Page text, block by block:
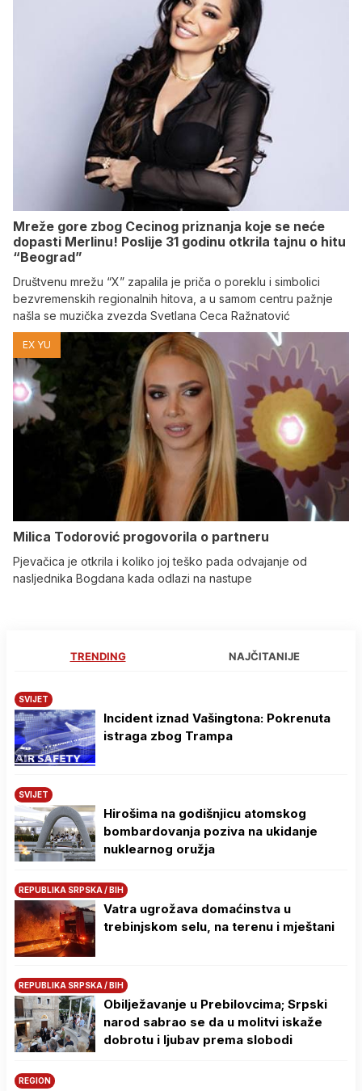
Mreže gore zbog Cecinog priznanja koje se neće
dopasti Merlinu! Poslije 31 godinu otkrila tajnu o hitu
“Beograd”
Društvenu mrežu “X” zapalila je priča o poreklu i simbolici
bezvremenskih regionalnih hitova, a u samom centru pažnje
našla se muzička zvezda Svetlana Ceca Ražnatović
EX YU
Milica Todorović progovorila o partneru
Pjevačica je otkrila i koliko joj teško pada odvajanje od
nasljednika Bogdana kada odlazi na nastupe
TRENDING NAJČITANIJE
SVIJET
Incident iznad Vašingtona: Pokrenuta
istraga zbog Trampa
SVIJET
Hirošima na godišnjicu atomskog
bombardovanja poziva na ukidanje
nuklearnog oružja
REPUBLIKA SRPSKA / BIH
Vatra ugrožava domaćinstva u
trebinjskom selu, na terenu i mještani
REPUBLIKA SRPSKA / BIH
Obilježavanje u Prebilovcima; Srpski
narod sabrao se da u molitvi iskaže
dobrotu i ljubav prema slobodi
REGION